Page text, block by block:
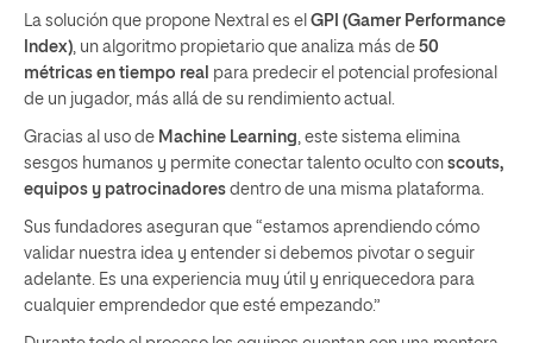
La solución que propone Nextral es el GPI (Gamer Performance
Index) , un algoritmo propietario que analiza más de 50
métricas en tiempo real para predecir el potencial profesional
de un jugador, más allá de su rendimiento actual.
Gracias al uso de Machine Learning , este sistema elimina
sesgos humanos y permite conectar talento oculto con scouts,
equipos y patrocinadores dentro de una misma plataforma.
Sus fundadores aseguran que “estamos aprendiendo cómo
validar nuestra idea y entender si debemos pivotar o seguir
adelante. Es una experiencia muy útil y enriquecedora para
cualquier emprendedor que esté empezando.”